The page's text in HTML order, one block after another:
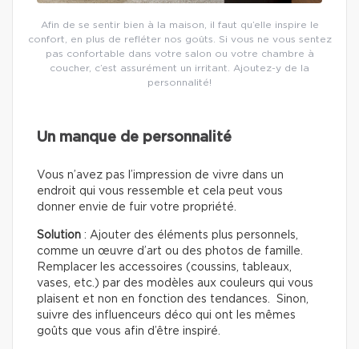
Afin de se sentir bien à la maison, il faut qu’elle inspire le
confort, en plus de refléter nos goûts. Si vous ne vous sentez
pas confortable dans votre salon ou votre chambre à
coucher, c’est assurément un irritant. Ajoutez-y de la
personnalité!
Un manque de personnalité
Vous n’avez pas l’impression de vivre dans un
endroit qui vous ressemble et cela peut vous
donner envie de fuir votre propriété.
Solution : Ajouter des éléments plus personnels,
comme un œuvre d’art ou des photos de famille.
Remplacer les accessoires (coussins, tableaux,
vases, etc.) par des modèles aux couleurs qui vous
plaisent et non en fonction des tendances. Sinon,
suivre des influenceurs déco qui ont les mêmes
goûts que vous afin d’être inspiré.